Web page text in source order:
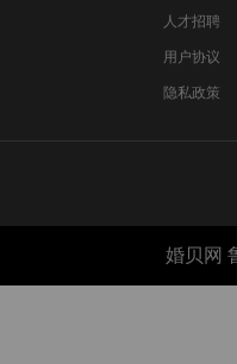
人才招聘
用户协议
隐私政策
婚贝网